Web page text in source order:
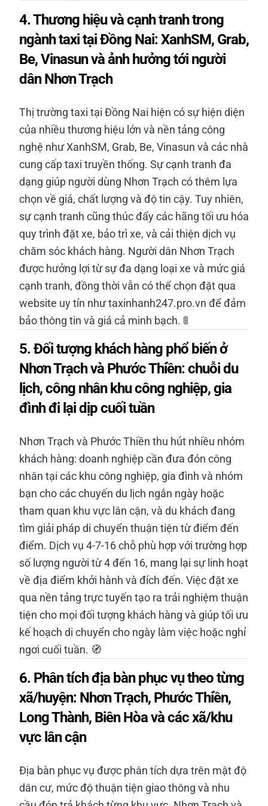
4. Thương hiệu và cạnh tranh trong
ngành taxi tại Đồng Nai: XanhSM, Grab,
Be, Vinasun và ảnh hưởng tới người
dân Nhơn Trạch
Thị trường taxi tại Đồng Nai hiện có sự hiện diện
của nhiều thương hiệu lớn và nền tảng công
nghệ như XanhSM, Grab, Be, Vinasun và các nhà
cung cấp taxi truyền thống. Sự cạnh tranh đa
dạng giúp người dùng Nhơn Trạch có thêm lựa
chọn về giá, chất lượng và độ tin cậy. Tuy nhiên,
sự cạnh tranh cũng thúc đẩy các hãng tối ưu hóa
quy trình đặt xe, bảo trì xe, và cải thiện dịch vụ
chăm sóc khách hàng. Người dân Nhơn Trạch
được hưởng lợi từ sự đa dạng loại xe và mức giá
cạnh tranh, đồng thời vẫn có thể chọn đặt qua
website uy tín như taxinhanh247.pro.vn để đảm
bảo thông tin và giá cả minh bạch. 🚦
5. Đối tượng khách hàng phổ biến ở
Nhơn Trạch và Phước Thiền: chuỗi du
lịch, công nhân khu công nghiệp, gia
đình đi lại dịp cuối tuần
Nhơn Trạch và Phước Thiền thu hút nhiều nhóm
khách hàng: doanh nghiệp cần đưa đón công
nhân tại các khu công nghiệp, gia đình và nhóm
bạn cho các chuyến du lịch ngắn ngày hoặc
tham quan khu vực lân cận, và du khách đang
tìm giải pháp di chuyển thuận tiện từ điểm đến
điểm. Dịch vụ 4-7-16 chỗ phù hợp với trường hợp
số lượng người từ 4 đến 16, mang lại sự linh hoạt
về địa điểm khởi hành và đích đến. Việc đặt xe
qua nền tảng trực tuyến tạo ra trải nghiệm thuận
tiện cho mọi đối tượng khách hàng và giúp tối ưu
kế hoạch di chuyển cho ngày làm việc hoặc nghỉ
ngơi cuối tuần. 🧭
6. Phân tích địa bàn phục vụ theo từng
xã/huyện: Nhơn Trạch, Phước Thiền,
Long Thành, Biên Hòa và các xã/khu
vực lân cận
Địa bàn phục vụ được phân tích dựa trên mật độ
dân cư, mức độ thuận tiện giao thông và nhu